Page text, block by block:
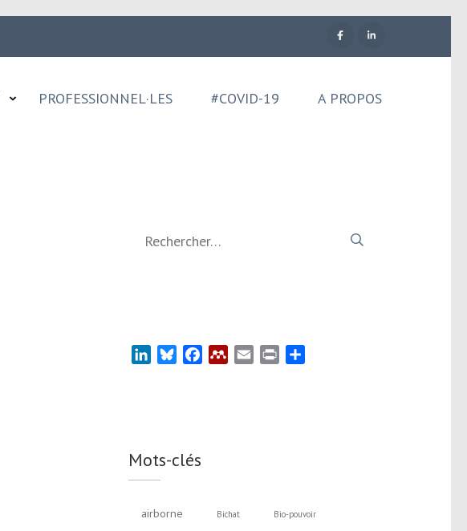
PROFESSIONNEL·LES #COVID-19 A PROPOS
LinkedInBlueskyFacebookMendeley
Email Print
Mots-clés
airborne Bichat Bio-pouvoir